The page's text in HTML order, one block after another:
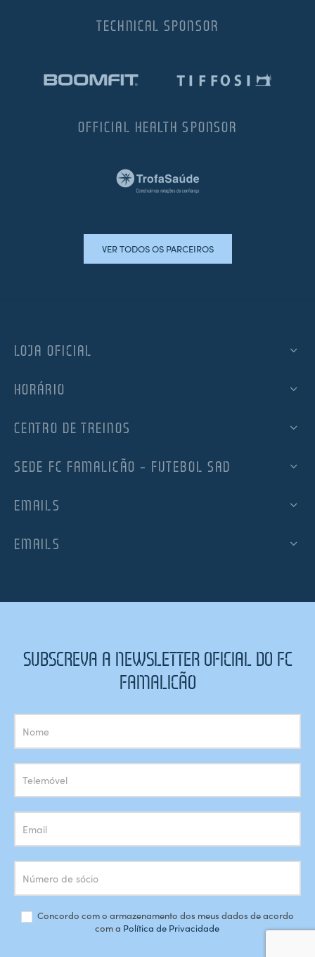
TECHNICAL SPONSOR
OFFICIAL HEALTH SPONSOR
VER TODOS OS PARCEIROS
LOJA OFICIAL
HORÁRIO
CENTRO DE TREINOS
SEDE FC FAMALICÃO – FUTEBOL SAD
EMAILS
EMAILS
SUBSCREVA A NEWSLETTER OFICIAL DO FC
FAMALICÃO
Subscrição
Newsletter
Concordo com o armazenamento dos meus dados de acordo
com a Política de Privacidade